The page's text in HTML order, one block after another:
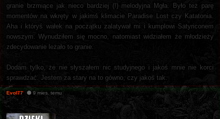
granie brzmiące jak nieco bardziej (!) melodyjna Mgła. Było też parę
momentów na wkręty w jakimś klimacie Paradise Lost czy Katatonia.
Aha i któryś wałek na początku zalatywał mi i kumplowi Satyriconem
nowszym. Wynudziłem się mocno, natomiast widziałem że młodzieży
zdecydowanie leżało to granie.
Dodam tylko, że nie słyszałem nic studyjnego i jakoś mnie nie korci
sprawdzać. Jestem za stary na to gówno, czy jakoś tak.
Evol77 9 mies. temu